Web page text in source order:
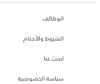
الوظائف
الشروط والأحكام
ابحث عنا
سياسة الخصوصية